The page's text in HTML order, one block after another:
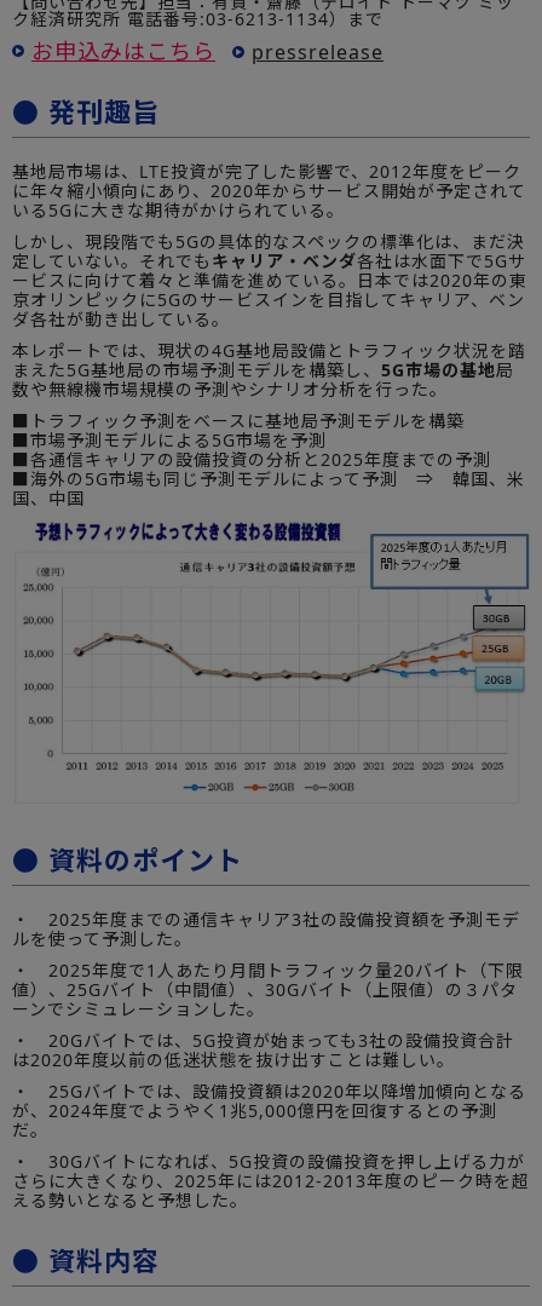
ク経済研究所 電話番号:03-6213-1134）まで
お申込みはこちら pressrelease
● 発刊趣旨
基地局市場は、LTE投資が完了した影響で、2012年度をピーク
に年々縮小傾向にあり、2020年からサービス開始が予定されて
いる5Gに大きな期待がかけられている。
しかし、現段階でも5Gの具体的なスペックの標準化は、まだ決
定していない。それでも キャリア・ベンダ各社は水面下で5Gサ
ービスに向けて着々と準備を進めている。日本では2020年の東
京オリンピックに5Gのサービスインを目指してキャリア、ベン
ダ各社が動き出している。
本レポートでは、現状の4G基地局設備とトラフィック状況を踏
まえた5G基地局の市場予測モデルを構築し、 5G市場の基地局
数や無線機市場規模の予測やシナリオ分析を行った。
■トラフィック予測をベースに基地局予測モデルを構築
■市場予測モデルによる5G市場を予測
■各通信キャリアの設備投資の分析と2025年度までの予測
■海外の5G市場も同じ予測モデルによって予測 ⇒ 韓国、米
国、中国
● 資料のポイント
・ 2025年度までの通信キャリア3社の設備投資額を予測モデ
ルを使って予測した。
・ 2025年度で1人あたり月間トラフィック量20バイト（下限
値）、25Gバイト（中間値）、30Gバイト（上限値）の３パタ
ーンでシミュレーションした。
・ 20Gバイトでは、5G投資が始まっても3社の設備投資合計
は2020年度以前の低迷状態を抜け出すことは難しい。
・ 25Gバイトでは、設備投資額は2020年以降増加傾向となる
が、2024年度でようやく1兆5,000億円を回復するとの予測
だ。
・ 30Gバイトになれば、5G投資の設備投資を押し上げる力が
さらに大きくなり、2025年には2012-2013年度のピーク時を超
える勢いとなると予想した。
● 資料内容